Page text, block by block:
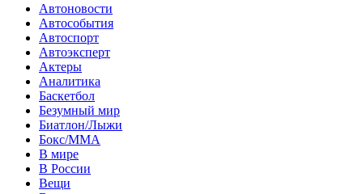
Автоновости
Автособытия
Автоспорт
Автоэксперт
Актеры
Аналитика
Баскетбол
Безумный мир
Биатлон/Лыжи
Бокс/MMA
В мире
В России
Вещи